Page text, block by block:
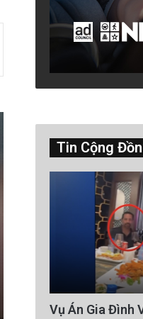
Lính
Tin Cộng
Vụ Án Gia Đình